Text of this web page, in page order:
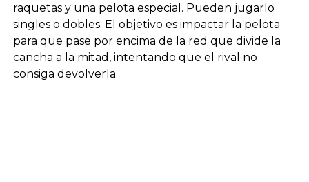
raquetas y una pelota especial. Pueden jugarlo
singles o dobles. El objetivo es impactar la pelota
para que pase por encima de la red que divide la
cancha a la mitad, intentando que el rival no
consiga devolverla.